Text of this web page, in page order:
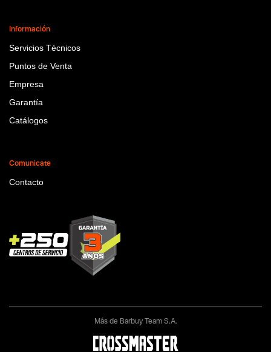
Información
Servicios Técnicos
Puntos de Venta
Empresa
Garantía
Catálogos
Comunicate
Contacto
Más de Barbuy Team S.A.